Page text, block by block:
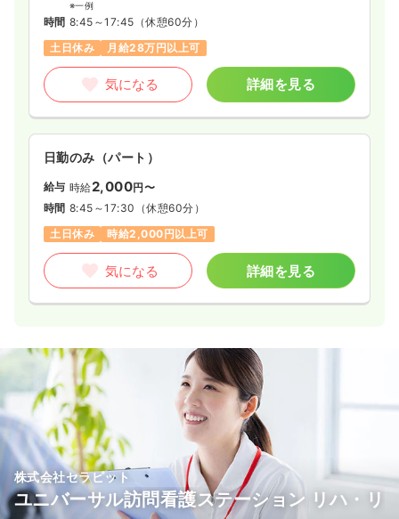
8:45～17:30
日祝休み
4週8休以上 月給32万円以上可
気になる 詳細を見る
※一例
時間 8:45～17:45 （休憩60分）
土日休み
月給28万円以上可
気になる 詳細を見る
日勤のみ（パート）
給与 時給2,000円〜
時間 8:45～17:30 （休憩60分）
土日休み
時給2,000円以上可
気になる 詳細を見る
株式会社セラピット
ユニバーサル訪問看護ステーション リハ・リ